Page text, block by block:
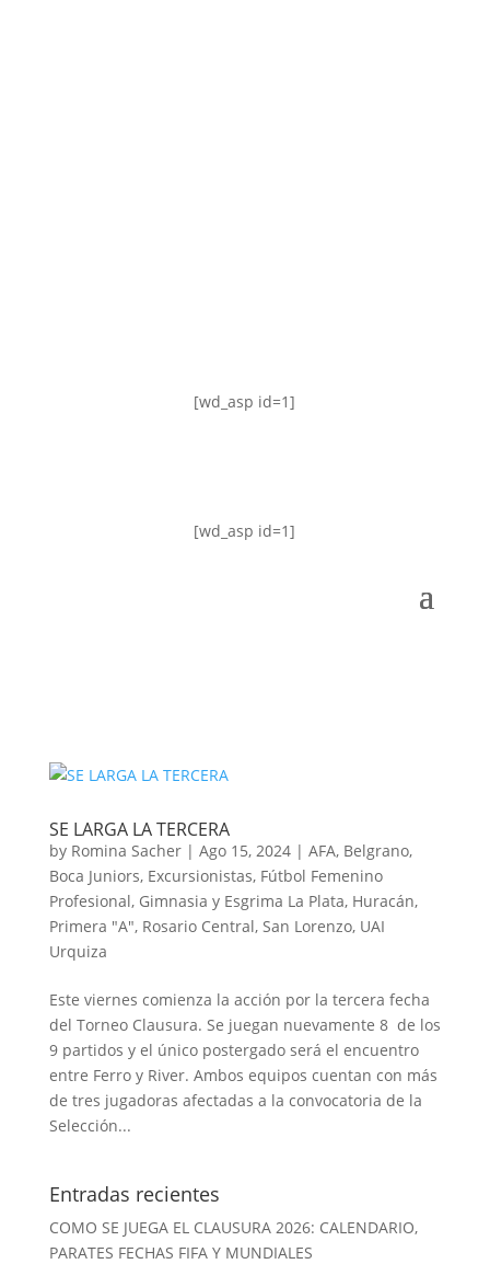
[wd_asp id=1]
[wd_asp id=1]
SE LARGA LA TERCERA
by Romina Sacher| Ago 15, 2024| AFA, Belgrano,
Boca Juniors, Excursionistas, Fútbol Femenino
Profesional, Gimnasia y Esgrima La Plata, Huracán,
Primera "A", Rosario Central, San Lorenzo, UAI
Urquiza
Este viernes comienza la acción por la tercera fecha
del Torneo Clausura. Se juegan nuevamente 8 de los
9 partidos y el único postergado será el encuentro
entre Ferro y River. Ambos equipos cuentan con más
de tres jugadoras afectadas a la convocatoria de la
Selección...
Entradas recientes
COMO SE JUEGA EL CLAUSURA 2026: CALENDARIO,
PARATES FECHAS FIFA Y MUNDIALES